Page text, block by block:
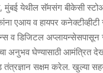
मुंबई येथील सॅमसंग बीकेसी
एआय व हायपर कनेक्‍टीव्‍हीटी
व डिजिटल अप्‍लायन्‍सेसपासून
अनुभव घेण्‍यासाठी आमंत्रित
तंत्रज्ञान सक्षम करेल. खुल्‍या